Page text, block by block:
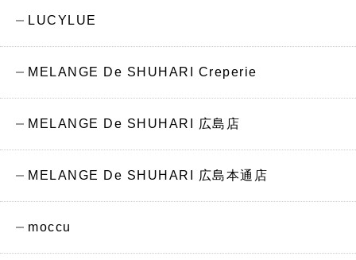
LUCYLUE
MELANGE De SHUHARI Creperie
MELANGE De SHUHARI 広島店
MELANGE De SHUHARI 広島本通店
moccu